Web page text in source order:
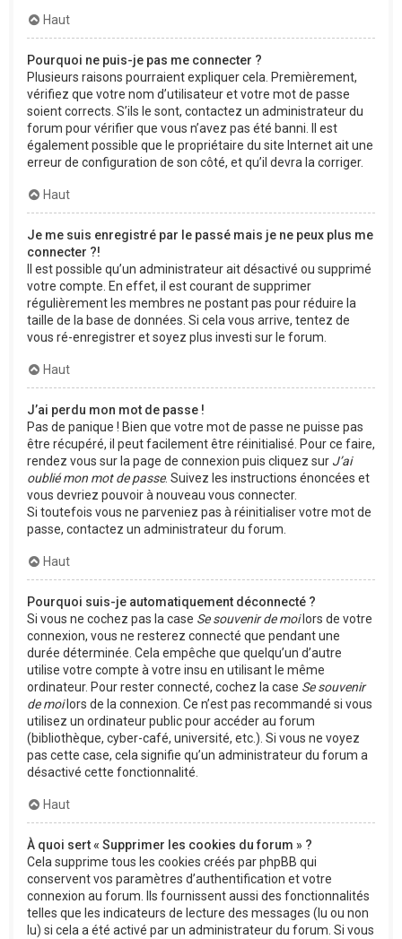
Haut
Pourquoi ne puis-je pas me connecter ?
Plusieurs raisons pourraient expliquer cela. Premièrement,
vérifiez que votre nom d’utilisateur et votre mot de passe
soient corrects. S’ils le sont, contactez un administrateur du
forum pour vérifier que vous n’avez pas été banni. Il est
également possible que le propriétaire du site Internet ait une
erreur de configuration de son côté, et qu’il devra la corriger.
Haut
Je me suis enregistré par le passé mais je ne peux plus me
connecter ?!
Il est possible qu’un administrateur ait désactivé ou supprimé
votre compte. En effet, il est courant de supprimer
régulièrement les membres ne postant pas pour réduire la
taille de la base de données. Si cela vous arrive, tentez de
vous ré-enregistrer et soyez plus investi sur le forum.
Haut
J’ai perdu mon mot de passe !
Pas de panique ! Bien que votre mot de passe ne puisse pas
être récupéré, il peut facilement être réinitialisé. Pour ce faire,
rendez vous sur la page de connexion puis cliquez sur J’ai
oublié mon mot de passe. Suivez les instructions énoncées et
vous devriez pouvoir à nouveau vous connecter.
Si toutefois vous ne parveniez pas à réinitialiser votre mot de
passe, contactez un administrateur du forum.
Haut
Pourquoi suis-je automatiquement déconnecté ?
Si vous ne cochez pas la case Se souvenir de moilors de votre
connexion, vous ne resterez connecté que pendant une
durée déterminée. Cela empêche que quelqu’un d’autre
utilise votre compte à votre insu en utilisant le même
ordinateur. Pour rester connecté, cochez la case Se souvenir
de moilors de la connexion. Ce n’est pas recommandé si vous
utilisez un ordinateur public pour accéder au forum
(bibliothèque, cyber-café, université, etc.). Si vous ne voyez
pas cette case, cela signifie qu’un administrateur du forum a
désactivé cette fonctionnalité.
Haut
À quoi sert « Supprimer les cookies du forum » ?
Cela supprime tous les cookies créés par phpBB qui
conservent vos paramètres d’authentification et votre
connexion au forum. Ils fournissent aussi des fonctionnalités
telles que les indicateurs de lecture des messages (lu ou non
lu) si cela a été activé par un administrateur du forum. Si vous